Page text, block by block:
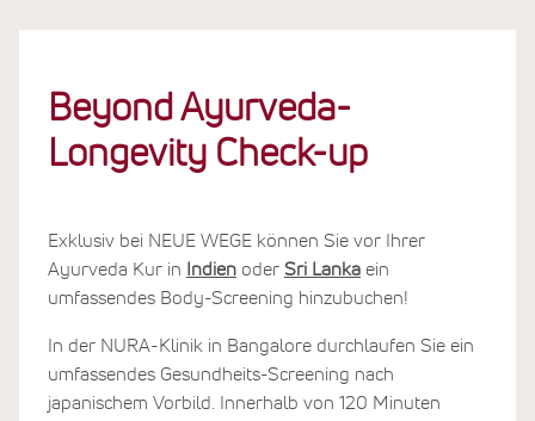
Beyond Ayurveda-
Longevity Check-up
Exklusiv bei NEUE WEGE können Sie vor Ihrer
Ayurveda Kur in
Indien oder Sri Lanka ein
umfassendes Body-Screening hinzubuchen!
In der NURA-Klinik in Bangalore durchlaufen Sie ein
umfassendes Gesundheits-Screening nach
japanischem Vorbild. Innerhalb von 120 Minuten